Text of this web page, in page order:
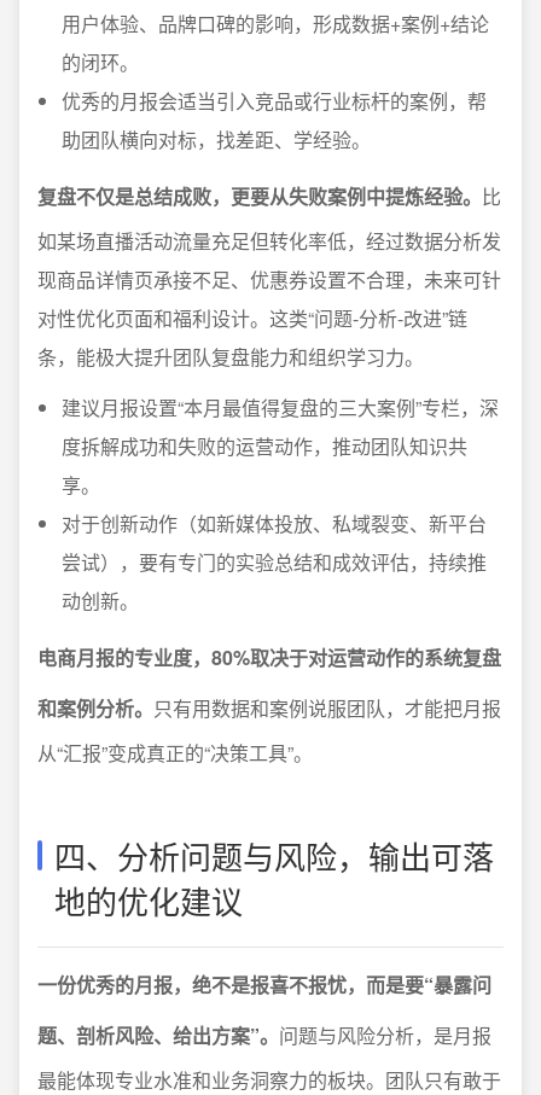
用户体验、品牌口碑的影响，形成数据+案例+结论
的闭环。
优秀的月报会适当引入竞品或行业标杆的案例，帮
助团队横向对标，找差距、学经验。
复盘不仅是总结成败，更要从失败案例中提炼经验。 比
如某场直播活动流量充足但转化率低，经过数据分析发
现商品详情页承接不足、优惠券设置不合理，未来可针
对性优化页面和福利设计。这类“问题-分析-改进”链
条，能极大提升团队复盘能力和组织学习力。
建议月报设置“本月最值得复盘的三大案例”专栏，深
度拆解成功和失败的运营动作，推动团队知识共
享。
对于创新动作（如新媒体投放、私域裂变、新平台
尝试），要有专门的实验总结和成效评估，持续推
动创新。
电商月报的专业度，80%取决于对运营动作的系统复盘
和案例分析。 只有用数据和案例说服团队，才能把月报
从“汇报”变成真正的“决策工具”。
四、分析问题与风险，输出可落
地的优化建议
一份优秀的月报，绝不是报喜不报忧，而是要“暴露问
题、剖析风险、给出方案”。 问题与风险分析，是月报
最能体现专业水准和业务洞察力的板块。团队只有敢于